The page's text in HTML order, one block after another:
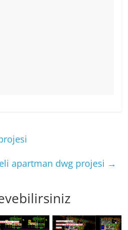
apartman dwg projesi →